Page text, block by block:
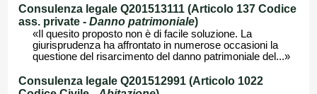
Consulenza legale Q201513111 (Articolo 137 Codice
ass. private - Danno patrimoniale)
«Il quesito proposto non è di facile soluzione. La
giurisprudenza ha affrontato in numerose occasioni la
questione del risarcimento del danno patrimoniale del...»
Consulenza legale Q201512991 (Articolo 1022